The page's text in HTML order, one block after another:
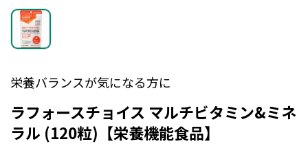
栄養バランスが気になる方に
ラフォースチョイス マルチビタミン&ミネ
ラル (120粒)【栄養機能食品】